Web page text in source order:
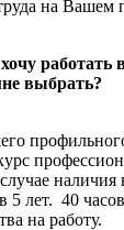
на Вашем
работать
выбрать?
5 лет. 40
на работу.